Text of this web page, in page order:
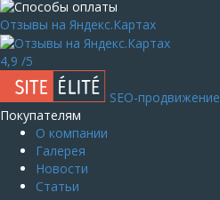
Отзывы на Яндекс.Картах
4,9 /5
SEO-продвижение
Покупателям
О компании
Галерея
Новости
Статьи